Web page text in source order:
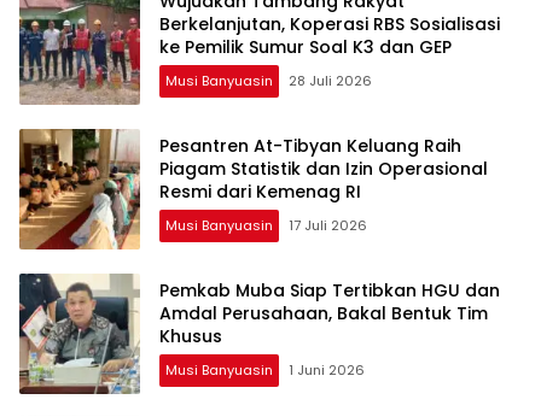
Berkelanjutan, Koperasi RBS Sosialisasi
ke Pemilik Sumur Soal K3 dan GEP
Musi Banyuasin 28 Juli 2026
Pesantren At-Tibyan Keluang Raih
Piagam Statistik dan Izin Operasional
Resmi dari Kemenag RI
Musi Banyuasin 17 Juli 2026
Pemkab Muba Siap Tertibkan HGU dan
Amdal Perusahaan, Bakal Bentuk Tim
Khusus
Musi Banyuasin 1 Juni 2026